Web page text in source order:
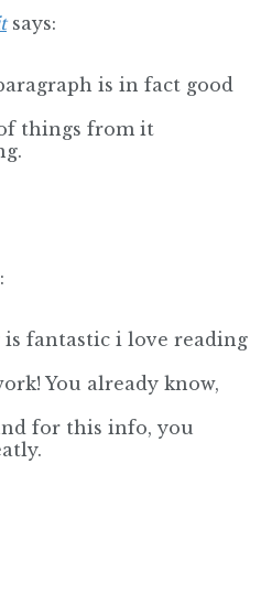
says:
is in fact good
things from it
fantastic i love reading
You already know,
for this info, you